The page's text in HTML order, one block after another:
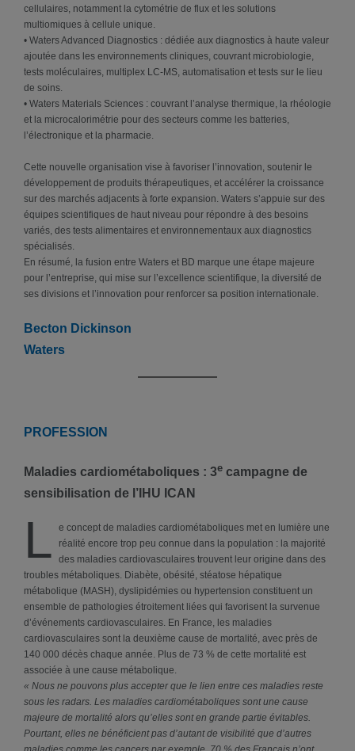
cellulaires, notamment la cytométrie de flux et les solutions
multiomiques à cellule unique.
• Waters Advanced Diagnostics : dédiée aux diagnostics à haute valeur
ajoutée dans les environnements cliniques, couvrant microbiologie,
tests moléculaires, multiplex LC-MS, automatisation et tests sur le lieu
de soins.
• Waters Materials Sciences : couvrant l’analyse thermique, la rhéologie
et la microcalorimétrie pour des secteurs comme les batteries,
l’électronique et la pharmacie.
Cette nouvelle organisation vise à favoriser l’innovation, soutenir le
développement de produits thérapeutiques, et accélérer la croissance
sur des marchés adjacents à forte expansion. Waters s’appuie sur des
équipes scientifiques de haut niveau pour répondre à des besoins
variés, des tests alimentaires et environnementaux aux diagnostics
spécialisés.
En résumé, la fusion entre Waters et BD marque une étape majeure
pour l’entreprise, qui mise sur l’excellence scientifique, la diversité de
ses divisions et l’innovation pour renforcer sa position internationale.
Becton Dickinson
Waters
PROFESSION
Maladies cardiométaboliques : 3e campagne de
sensibilisation de l’IHU ICAN
L
e concept de maladies cardiométaboliques met en lumière une
réalité encore trop peu connue dans la population : la majorité
des maladies cardiovasculaires trouvent leur origine dans des
troubles métaboliques. Diabète, obésité, stéatose hépatique
métabolique (MASH), dyslipidémies ou hypertension constituent un
ensemble de pathologies étroitement liées qui favorisent la survenue
d’événements cardiovasculaires. En France, les maladies
cardiovasculaires sont la deuxième cause de mortalité, avec près de
140 000 décès chaque année. Plus de 73 % de cette mortalité est
associée à une cause métabolique.
« Nous ne pouvons plus accepter que le lien entre ces maladies reste
sous les radars. Les maladies cardiométaboliques sont une cause
majeure de mortalité alors qu’elles sont en grande partie évitables.
Pourtant, elles ne bénéficient pas d’autant de visibilité que d’autres